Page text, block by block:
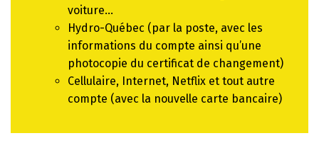
voiture…
Hydro-Québec (par la poste, avec les
informations du compte ainsi qu’une
photocopie du certificat de changement)
Cellulaire, Internet, Netflix et tout autre
compte (avec la nouvelle carte bancaire)